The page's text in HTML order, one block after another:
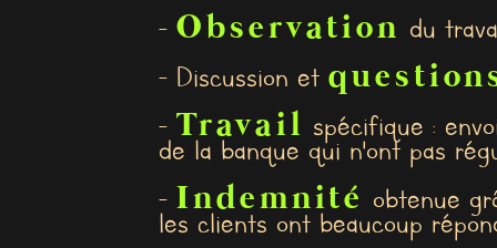
- Observation du
- Discussion et
- Travail spécifique :
de la banque qui n'ont pas
- Indemnité obtenue
les clients ont beaucoup